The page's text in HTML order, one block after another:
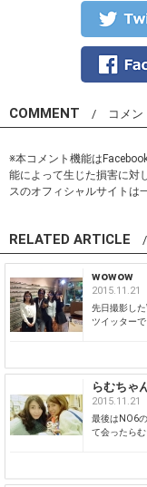
COMMENT / コメン
※本コメント機能は
能によって生じた損害に対
スのオフィシャルサイトは
RELATED ARTICLE /
wowow
2015.11.21
先日撮影し
ツイッター
らむちゃ
2015.11.21
最後はNO6
て会ったら